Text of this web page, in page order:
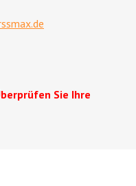
Sie Ihre